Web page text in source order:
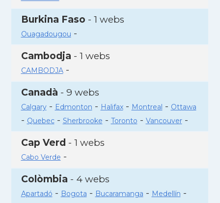
Burkina Faso - 1 webs
Ouagadougou -
Cambodja - 1 webs
CAMBODJA-
Canadà - 9 webs
Calgary- Edmonton - Halifax- Montreal - Ottawa
- Quebec- Sherbrooke - Toronto - Vancouver-
Cap Verd - 1 webs
Cabo Verde -
Colòmbia - 4 webs
Apartadó - Bogota - Bucaramanga - Medellín -